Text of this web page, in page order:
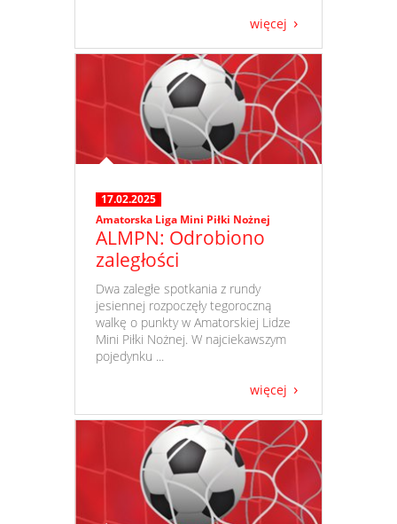
więcej
17.02.2025
Amatorska Liga Mini Piłki Nożnej
ALMPN: Odrobiono
zaległości
​ Dwa zaległe spotkania z rundy
jesiennej rozpoczęły tegoroczną
walkę o punkty w Amatorskiej Lidze
Mini Piłki Nożnej. W najciekawszym
pojedynku ...
więcej